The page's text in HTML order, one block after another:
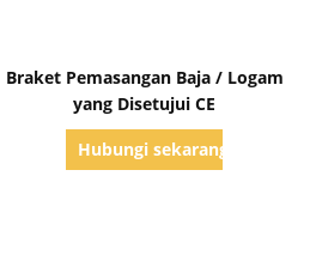
Braket Pemasangan Baja / Logam
yang Disetujui CE
Hubungi sekarang